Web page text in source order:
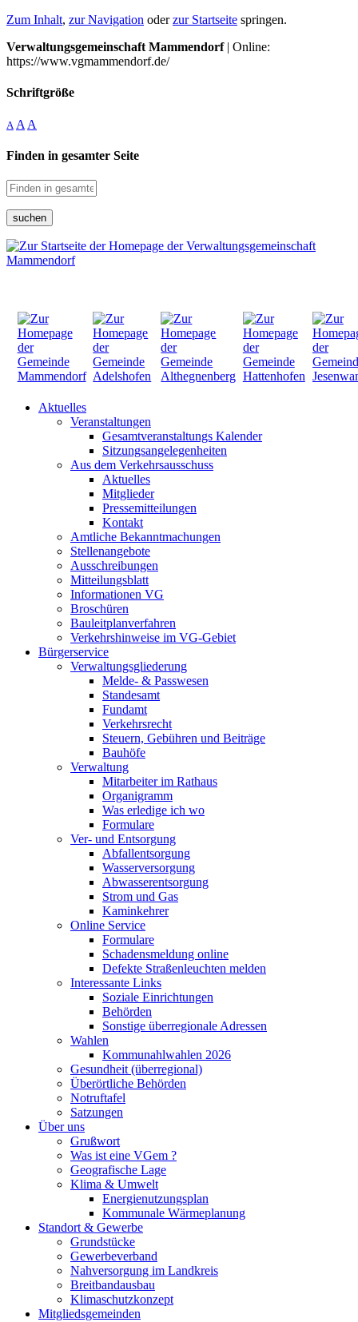
Zum Inhalt, zur Navigation oderzur Startseite springen.
Verwaltungsgemeinschaft Mammendorf| Online:
https://www.vgmammendorf.de/
Schriftgröße
A A A
Finden in gesamter Seite
suchen
Aktuelles
Veranstaltungen
Gesamtveranstaltungs Kalender
Sitzungsangelegenheiten
Aus dem Verkehrsausschuss
Aktuelles
Mitglieder
Pressemitteilungen
Kontakt
Amtliche Bekanntmachungen
Stellenangebote
Ausschreibungen
Mitteilungsblatt
Informationen VG
Broschüren
Bauleitplanverfahren
Verkehrshinweise im VG-Gebiet
Bürgerservice
Verwaltungsgliederung
Melde- & Passwesen
Standesamt
Fundamt
Verkehrsrecht
Steuern, Gebühren und Beiträge
Bauhöfe
Verwaltung
Mitarbeiter im Rathaus
Organigramm
Was erledige ich wo
Formulare
Ver- und Entsorgung
Abfallentsorgung
Wasserversorgung
Abwasserentsorgung
Strom und Gas
Kaminkehrer
Online Service
Formulare
Schadensmeldung online
Defekte Straßenleuchten melden
Interessante Links
Soziale Einrichtungen
Behörden
Sonstige überregionale Adressen
Wahlen
Kommunahlwahlen 2026
Gesundheit (überregional)
Überörtliche Behörden
Notruftafel
Satzungen
Über uns
Grußwort
Was ist eine VGem ?
Geografische Lage
Klima & Umwelt
Energienutzungsplan
Kommunale Wärmeplanung
Standort & Gewerbe
Grundstücke
Gewerbeverband
Nahversorgung im Landkreis
Breitbandausbau
Klimaschutzkonzept
Mitgliedsgemeinden